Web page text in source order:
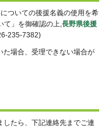
ついての後援名義の使用を希
て」を御確認の上,長野県後援
235-7382)
た場合、受理できない場合が
したら、下記連絡先までご連